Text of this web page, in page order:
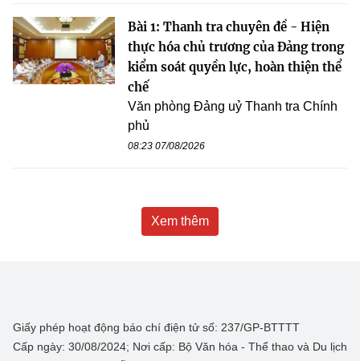
Bài 1: Thanh tra chuyên đề - Hiện
thực hóa chủ trương của Đảng trong
kiểm soát quyền lực, hoàn thiện thể
chế
Văn phòng Đảng uỷ Thanh tra Chính
phủ
08:23 07/08/2026
Xem thêm
Giấy phép hoạt động báo chí điện tử số: 237/GP-BTTTT
Cấp ngày: 30/08/2024; Nơi cấp: Bộ Văn hóa - Thể thao và Du lịch